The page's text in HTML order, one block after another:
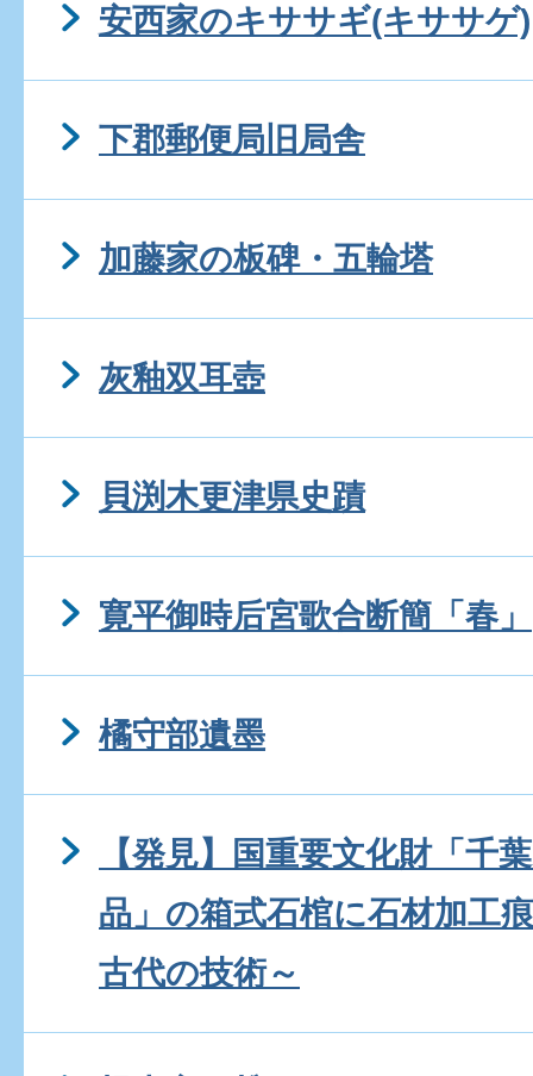
安西家のキササギ(キササゲ)
下郡郵便局旧局舎
加藤家の板碑・五輪塔
灰釉双耳壺
貝渕木更津県史蹟
寛平御時后宮歌合断簡「春」
橘守部遺墨
【発見】国重要文化財「千
品」の箱式石棺に石材加工
古代の技術～